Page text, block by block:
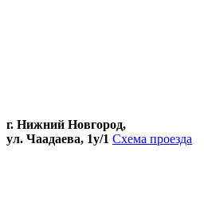
г. Нижний Новгород,
ул. Чаадаева, 1у/1 Схема проезда